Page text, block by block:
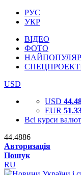
РУС
УКР
ВІДЕО
ФОТО
USD
USD
EUR
Всі курси валют
44.4886
Авторизація
Пошук
RU